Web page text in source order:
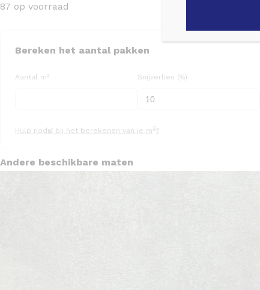
87 op voorraad
Bereken het aantal pakken
Aantal m² Snijverlies (%)
Hulp nodig bij het berekenen van je m2?
Andere beschikbare maten